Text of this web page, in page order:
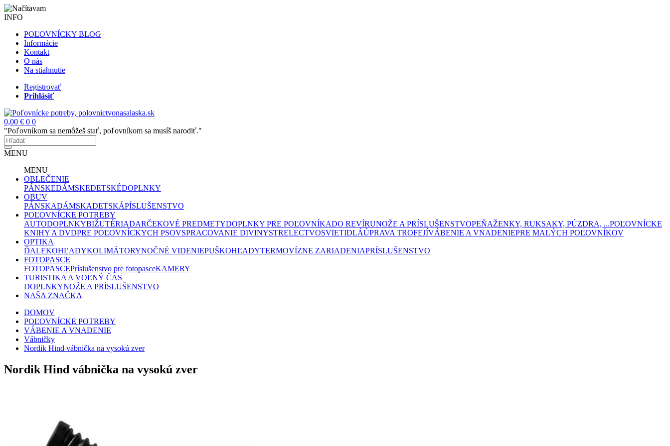
INFO
POĽOVNÍCKY BLOG
Informácie
Kontakt
O nás
Na stiahnutie
Registrovať
Prihlásiť
0,00 € 0 0
"Poľovníkom sa nemôžeš stať, poľovníkom sa musíš narodiť."
MENU
MENU
OBLEČENIE
PÁNSKEDÁMSKEDETSKÉDOPLNKY
OBUV
PÁNSKADÁMSKADETSKÁPÍSLUŠENSTVO
POĽOVNÍCKE POTREBY
AUTODOPLNKYBIŽUTÉRIADARČEKOVÉ PREDMETYDOPLNKY PRE POĽOVNÍKADO REVÍRUNOŽE A PRÍSLUŠENSTVOPEŇAŽENKY, RUKSAKY, PÚZDRA, ...POĽOVNÍCKE
KNIHY A DVDPRE POĽOVNÍCKYCH PSOVSPRACOVANIE DIVINYSTRELECTVOSVIETIDLÁÚPRAVA TROFEJÍVÁBENIE A VNADENIEPRE MALÝCH POĽOVNÍKOV
OPTIKA
ĎALEKOHĽADYKOLIMÁTORYNOČNÉ VIDENIEPUŠKOHĽADYTERMOVÍZNE ZARIADENIAPRÍSLUŠENSTVO
FOTOPASCE
FOTOPASCEPríslušenstvo pre fotopasceKAMERY
TURISTIKA A VOĽNÝ ČAS
DOPLNKYNOŽE A PRÍSLUŠENSTVO
NAŠA ZNAČKA
DOMOV
POĽOVNÍCKE POTREBY
VÁBENIE A VNADENIE
Vábničky
Nordik Hind vábnička na vysokú zver
Nordik Hind vábnička na vysokú zver